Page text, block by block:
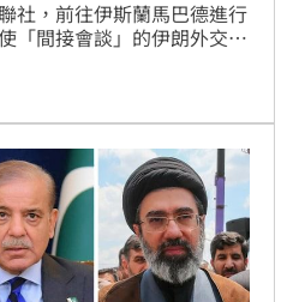
社，前往伊斯蘭馬巴德進行
「間接會談」的伊朗外交部